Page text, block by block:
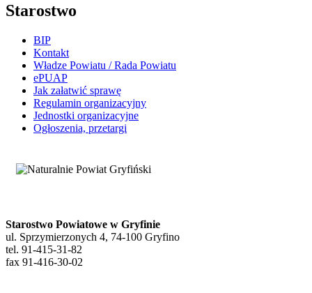
Starostwo
BIP
Kontakt
Władze Powiatu / Rada Powiatu
ePUAP
Jak załatwić sprawę
Regulamin organizacyjny
Jednostki organizacyjne
Ogłoszenia, przetargi
Starostwo Powiatowe w Gryfinie
ul. Sprzymierzonych 4, 74-100 Gryfino
tel. 91-415-31-82
fax 91-416-30-02